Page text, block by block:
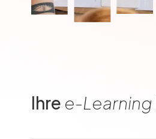
Ihre e-Learning